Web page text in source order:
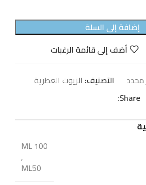
إضافة إلى السلة
أضف إلى قائمة الرغبات
محدد التصنيف: الزيوت العطرية
Share:
100 ML
,
ML50